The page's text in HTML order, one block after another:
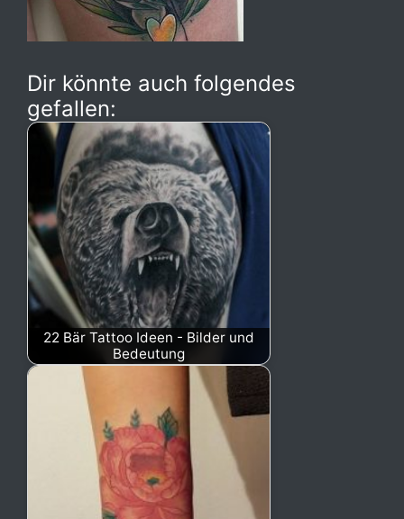
Dir könnte auch folgendes
gefallen:
22 Bär Tattoo Ideen - Bilder und
Bedeutung